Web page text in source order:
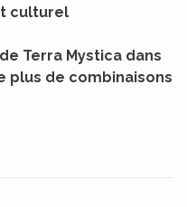
culturel
Terra Mystica dans
plus de combinaisons